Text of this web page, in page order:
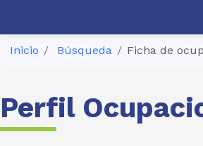
Inicio Búsqueda Ficha de
Perfil